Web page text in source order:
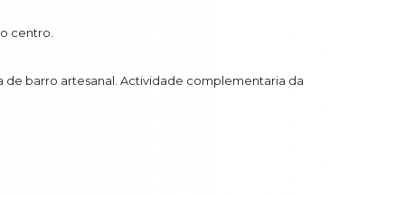
centro.
de barro artesanal. Actividade complementaria da